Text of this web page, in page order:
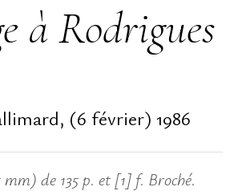
à Rodrigues
(6 février) 1986
mm) de 135 p. et [1] f. Broché.